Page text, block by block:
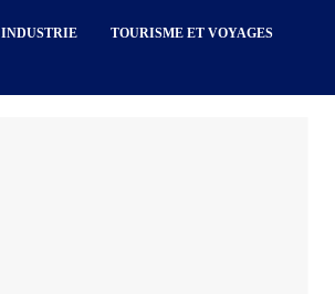
INDUSTRIE TOURISME ET VOYAGES